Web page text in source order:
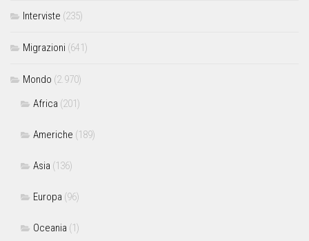
Interviste (235)
Migrazioni (641)
Mondo (2.970)
Africa (201)
Americhe (189)
Asia (136)
Europa (96)
Oceania (1)